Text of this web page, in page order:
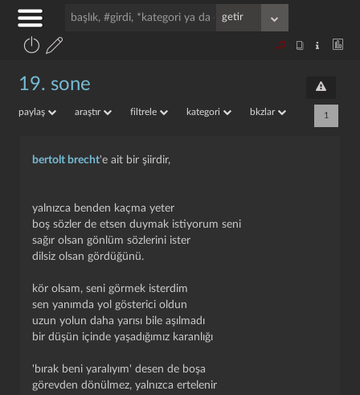
19. sone
paylaş araştır filtrele kategori bkzlar 1
bertolt brecht'e ait bir şiirdir,
yalnızca benden kaçma yeter
boş sözler de etsen duymak istiyorum seni
sağır olsan gönlüm sözlerini ister
dilsiz olsan gördüğünü.
kör olsam, seni görmek isterdim
sen yanımda yol gösterici oldun
uzun yolun daha yarısı bile aşılmadı
bir düşün içinde yaşadığımız karanlığı
'bırak beni yaralıyım' desen de boşa
görevden dönülmez, yalnızca ertelenir